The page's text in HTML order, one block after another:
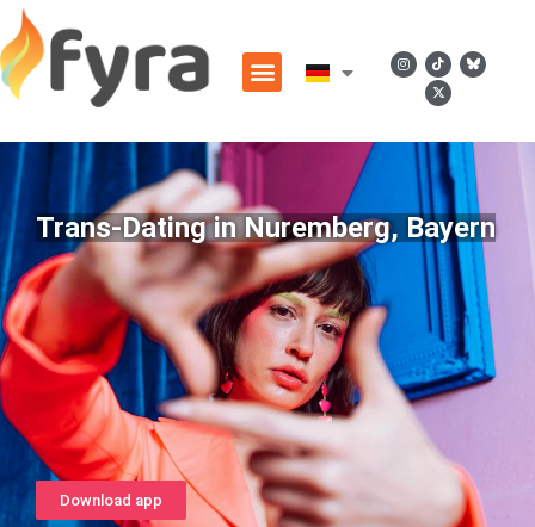
Trans-Dating in Nuremberg, Bayern
Download app